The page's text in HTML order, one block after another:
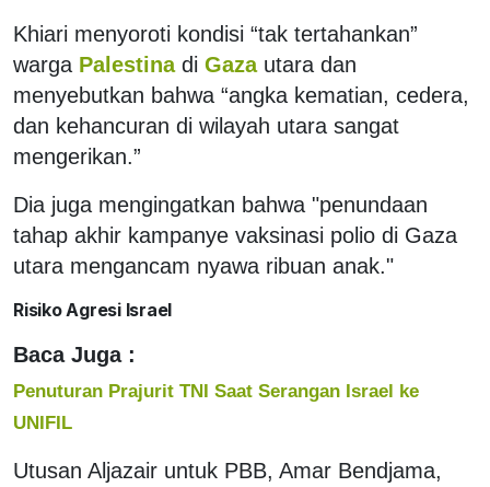
Khiari menyoroti kondisi “tak tertahankan”
warga Palestina di Gaza utara dan
menyebutkan bahwa “angka kematian, cedera,
dan kehancuran di wilayah utara sangat
mengerikan.”
Dia juga mengingatkan bahwa "penundaan
tahap akhir kampanye vaksinasi polio di Gaza
utara mengancam nyawa ribuan anak."
Risiko Agresi Israel
Baca Juga :
Penuturan Prajurit TNI Saat Serangan Israel ke
UNIFIL
Utusan Aljazair untuk PBB, Amar Bendjama,